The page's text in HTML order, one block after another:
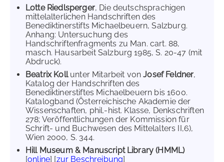
Lotte Riedlsperger, Die deutschsprachigen
mittelalterlichen Handschriften des
Benediktinerstifts Michaelbeuern, Salzburg.
Anhang: Untersuchung des
Handschriftenfragments zu Man. cart. 88,
masch. Hausarbeit Salzburg 1985, S. 20-47 (mit
Abdruck).
Beatrix Kollunter Mitarbeit vonJosef Feldner,
Katalog der Handschriften des
Benediktinerstiftes Michaelbeuern bis 1600.
Katalogband (Österreichische Akademie der
Wissenschaften, phil.-hist. Klasse, Denkschriften
278; Veröffentlichungen der Kommission für
Schrift- und Buchwesen des Mittelalters II,6),
Wien 2000, S. 344.
Hill Museum & Manuscript Library (HMML)
[online] [zur Beschreibung]